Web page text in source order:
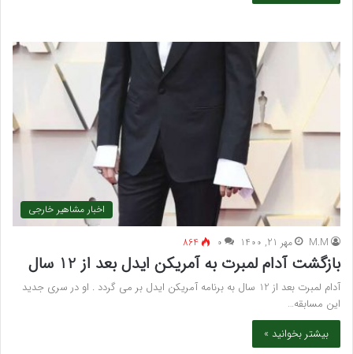
اخبار مشاهیر خارجی
M.M مهر 21, 1400 ۰ 864
بازگشت آدام لمبرت به آمریکن ایدل بعد از 12 سال
آدام لمبرت بعد از 12 سال به برنامه آمریکن ایدل بر می گردد . او در سری جدید
این مسابقه…
بیشتر بخوانید »